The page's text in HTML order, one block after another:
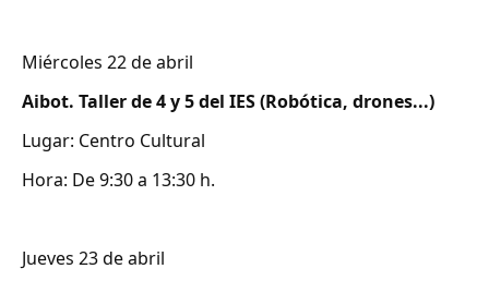
Miércoles 22 de abril
Aibot. Taller de 4 y 5 del IES (Robótica, drones...)
Lugar: Centro Cultural
Hora: De 9:30 a 13:30 h.
Jueves 23 de abril